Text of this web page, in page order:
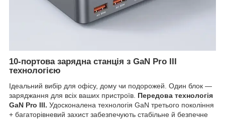
10-портова зарядна станція з GaN Pro III
технологією
Ідеальний вибір для офісу, дому чи подорожей. Один блок —
заряджання для всіх ваших пристроїв. Передова технологія
GaN Pro III. Удосконалена технологія GaN третього покоління
+ багаторівневий захист забезпечують стабільне й безпечне